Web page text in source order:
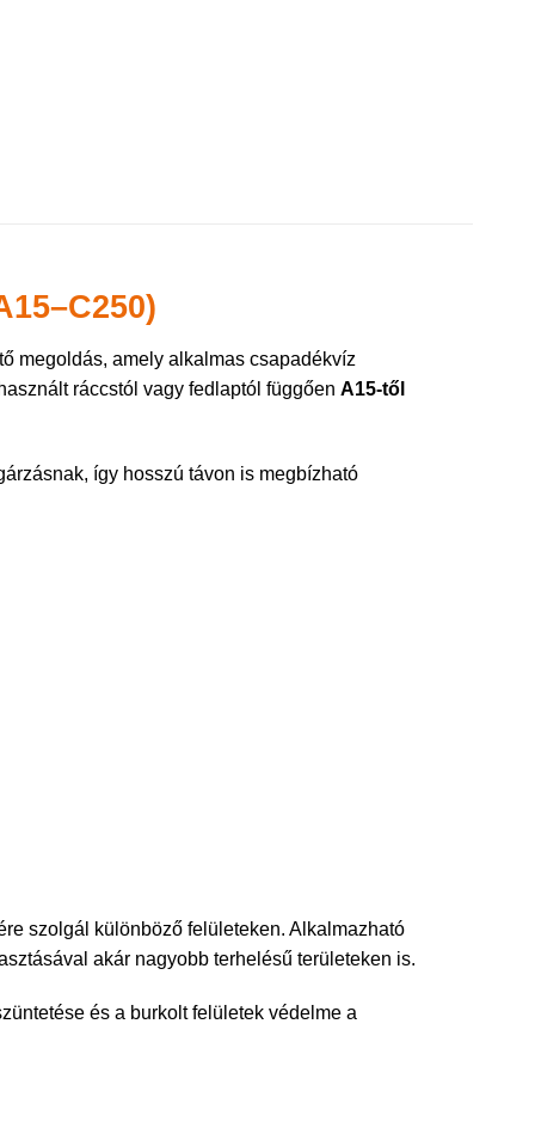
megoldás, amely alkalmas csapadékvíz
ráccstól vagy fedlaptól függően A15-től
így hosszú távon is megbízható
szolgál különböző felületeken. Alkalmazható
akár nagyobb terhelésű területeken is.
és a burkolt felületek védelme a